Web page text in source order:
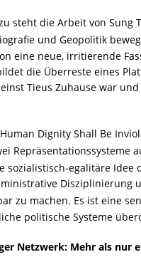
steht die Arbeit von Sung
und Geopolitik
eine neue, irritierende
die Überreste eines
Tieus Zuhause war
Dignity Shall Be
Repräsentationssysteme
egalitäre Idee
Disziplinierung
zu machen. Es ist eine
politische Systeme
Netzwerk: Mehr als nur